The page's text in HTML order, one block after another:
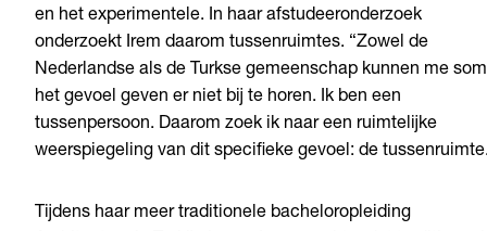
en het experimentele. In haar afstudeeronderzoek
onderzoekt Irem daarom tussenruimtes. “Zowel de
Nederlandse als de Turkse gemeenschap kunnen me
het gevoel geven er niet bij te horen. Ik ben een
tussenpersoon. Daarom zoek ik naar een ruimtelijke
weerspiegeling van dit specifieke gevoel: de tussenruimte
Tijdens haar meer traditionele bacheloropleiding